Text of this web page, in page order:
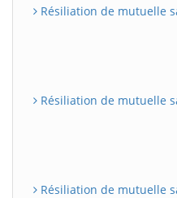
Résiliation de mutuelle
Résiliation de mutuelle
Résiliation de mutuelle